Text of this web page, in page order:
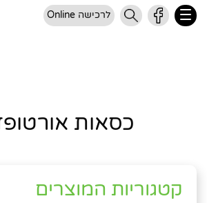
לרכישה Online
כסאות
קטגוריות המוצרים